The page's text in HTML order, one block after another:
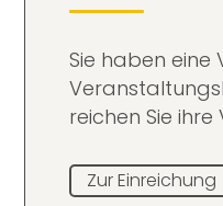
Sie haben eine
reichen Sie
Zur Einreichung